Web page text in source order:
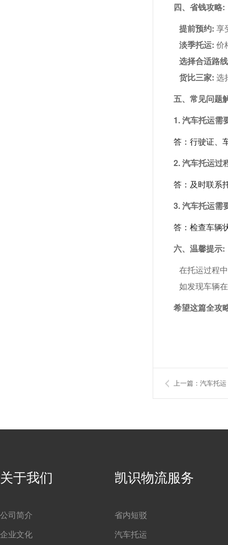
四、省钱攻略:
提前预约: 享
淡季托运: 价
选择合适路
货比三家: 选
五、常见问题
1. 汽车托运需
答：行驶证、
2. 汽车托运过
答：及时联系
3. 汽车托运需
答：检查车辆
六、温馨提示:
在托运过程
如发现车辆
希望这篇全攻
上一篇：汽车托
关于我们
公司简介
企业文化
凯识物流服务
省内短驳
汽车托运